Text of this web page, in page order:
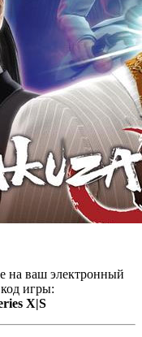
на ваш электронный
игры:
X|S